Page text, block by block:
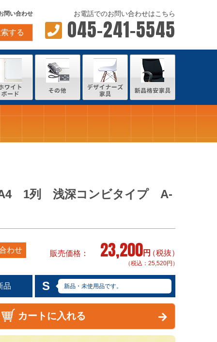
問い合わせ
する
お電話でのお問い合わせはこちら
045-241-5545
1列 浅深コンビタイプ A-
販売価格 23,200円（税抜）
（税込：25,520円）
わせ
品 S 新品・未使用品です。
カートに入れる